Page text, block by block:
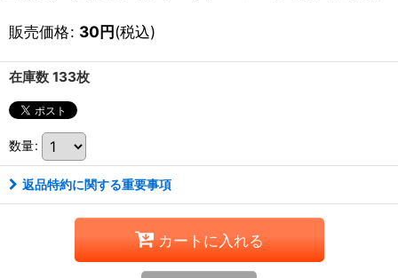
販売価格: 30円(税込)
在庫数 133枚
数量:
返品特約に関する重要事項
カートに入れる